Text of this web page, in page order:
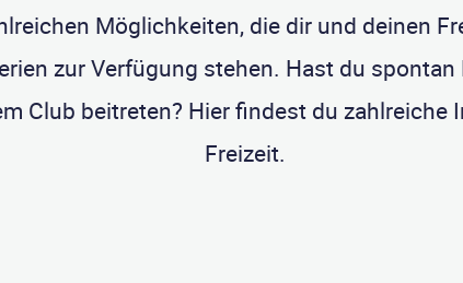
Möglichkeiten, die dir und deinen
zur Verfügung stehen. Hast du
Club beitreten? Hier findest du zahlreiche
Freizeit.